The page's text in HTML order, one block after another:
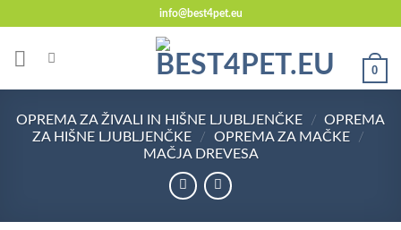
vsebino
info@best4pet.eu
0
OPREMA ZA ŽIVALI IN HIŠNE LJUBLJENČKE / OPREMA
ZA HIŠNE LJUBLJENČKE
/ OPREMA ZA MAČKE
/
MAČJA DREVESA